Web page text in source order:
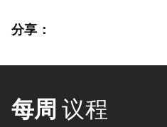
分享：
每周 议程